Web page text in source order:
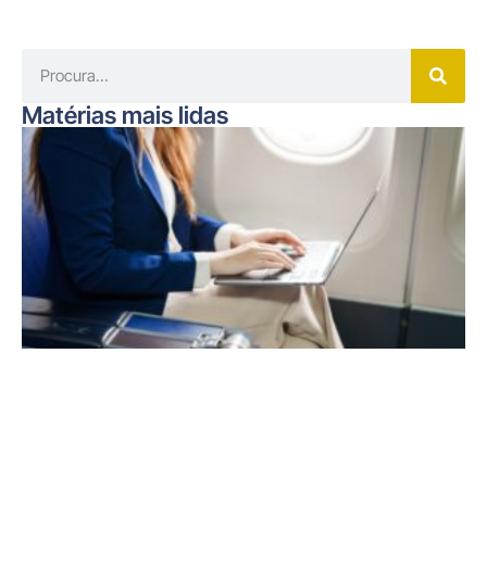
Matérias mais lidas